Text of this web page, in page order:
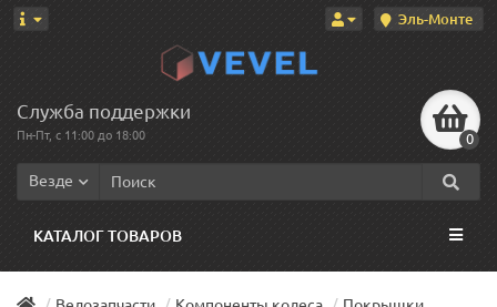
Эль-Монте
Служба поддержки
Пн-Пт, с 11:00 до 18:00 0
Везде
КАТАЛОГ ТОВАРОВ